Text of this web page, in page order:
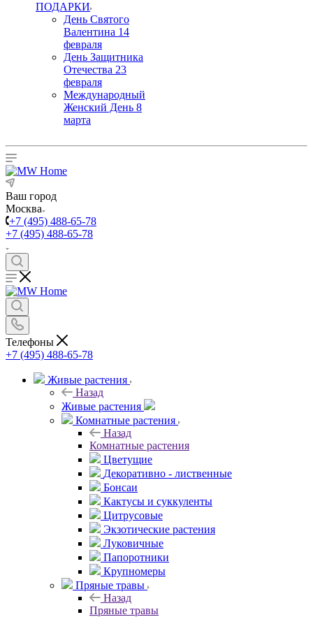
ПОДАРКИ
День Святого
Валентина 14
февраля
День Защитника
Отечества 23
февраля
Международный
Женский День 8
марта
Ваш город
Москва
+7 (495) 488-65-78
+7 (495) 488-65-78
Телефоны
+7 (495) 488-65-78
Живые растения
Назад
Живые растения
Комнатные растения
Назад
Комнатные растения
Цветущие
Декоративно - лиственные
Бонсаи
Кактусы и суккуленты
Цитрусовые
Экзотические растения
Луковичные
Папоротники
Крупномеры
Пряные травы
Назад
Пряные травы